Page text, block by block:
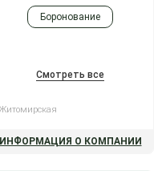
Боронование
Смотреть все
Житомирская
ИНФОРМАЦИЯ О КОМПАНИИ